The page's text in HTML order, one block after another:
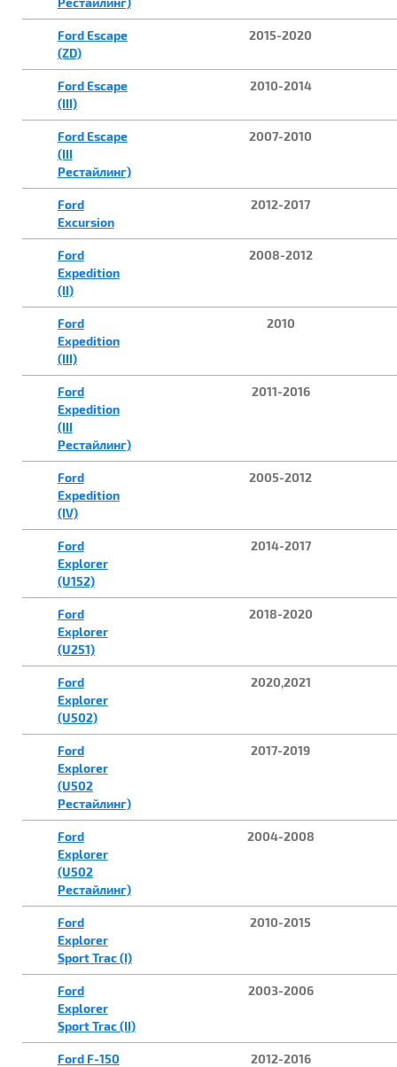
Ford Escape
(ZD)
2015-2020
Ford Escape
(III)
2010-2014
Ford Escape
(III
Рестайлинг)
2007-2010
Ford
Excursion
2012-2017
Ford
Expedition
(II)
2008-2012
Ford
Expedition
(III)
2010
Ford
Expedition
(III
Рестайлинг)
2011-2016
Ford
Expedition
(IV)
2005-2012
Ford
Explorer
(U152)
2014-2017
Ford
Explorer
(U251)
2018-2020
Ford
Explorer
(U502)
2020,2021
Ford
Explorer
(U502
Рестайлинг)
2017-2019
Ford
Explorer
(U502
Рестайлинг)
2004-2008
Ford
Explorer
Sport Trac (I)
2010-2015
Ford
Explorer
Sport Trac (II)
2003-2006
Ford F-150
2012-2016